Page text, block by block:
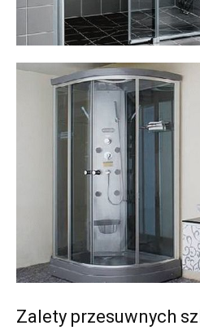
Zalety przesuwnych